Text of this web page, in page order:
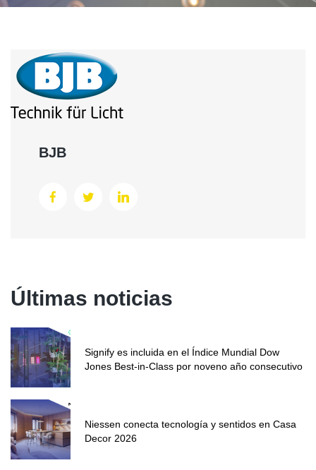
BJB
Últimas noticias
Signify es incluida en el Índice Mundial Dow
Jones Best-in-Class por noveno año consecutivo
Niessen conecta tecnología y sentidos en Casa
Decor 2026